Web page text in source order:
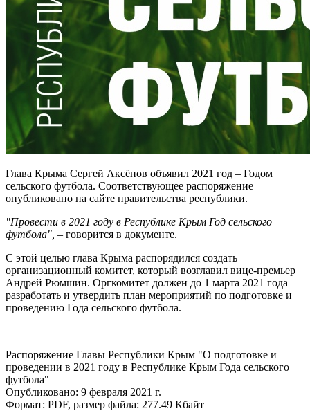
Глава Крыма Сергей Аксёнов объявил 2021 год – Годом
сельского футбола. Соответствующее распоряжение
опубликовано на сайте правительства республики.
"Провести в 2021 году в Республике Крым Год сельского
футбола", – говорится в документе.
С этой целью глава Крыма распорядился создать
организационный комитет, который возглавил вице-премьер
Андрей Рюмшин. Оргкомитет должен до 1 марта 2021 года
разработать и утвердить план мероприятий по подготовке и
проведению Года сельского футбола.
Распоряжение Главы Республики Крым "О подготовке и
проведении в 2021 году в Республике Крым Года сельского
футбола"
Опубликовано: 9 февраля 2021 г.
Формат: PDF, размер файла: 277.49 Кбайт